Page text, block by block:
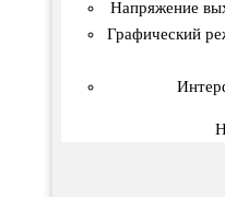
Напряжение
Графический